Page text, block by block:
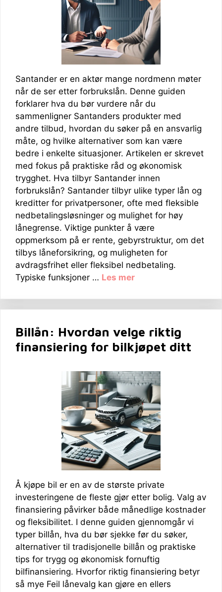
Santander er en aktør mange nordmenn møter
når de ser etter forbrukslån. Denne guiden
forklarer hva du bør vurdere når du
sammenligner Santanders produkter med
andre tilbud, hvordan du søker på en ansvarlig
måte, og hvilke alternativer som kan være
bedre i enkelte situasjoner. Artikelen er skrevet
med fokus på praktiske råd og økonomisk
trygghet. Hva tilbyr Santander innen
forbrukslån? Santander tilbyr ulike typer lån og
kreditter for privatpersoner, ofte med fleksible
nedbetalingsløsninger og mulighet for høy
lånegrense. Viktige punkter å være
oppmerksom på er rente, gebyrstruktur, om det
tilbys låneforsikring, og muligheten for
avdragsfrihet eller fleksibel nedbetaling.
Typiske funksjoner … Les mer
Billån: Hvordan velge riktig
finansiering for bilkjøpet ditt
Å kjøpe bil er en av de største private
investeringene de fleste gjør etter bolig. Valg av
finansiering påvirker både månedlige kostnader
og fleksibilitet. I denne guiden gjennomgår vi
typer billån, hva du bør sjekke før du søker,
alternativer til tradisjonelle billån og praktiske
tips for trygg og økonomisk fornuftig
bilfinansiering. Hvorfor riktig finansiering betyr
så mye Feil lånevalg kan gjøre en ellers